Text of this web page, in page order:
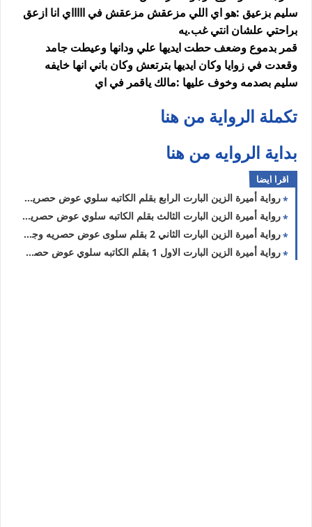
سليم بزعيق :هو اي اللي مزعقش مزعقش في اااااي انا ازعق
براحتي علشان انتي غب.يه
قمر بدموع وضعف حطت ايديها علي ودانها وعيطت جامد
وقعدت في زوايا وكان ايديها بترتعش وكان باني انها خايفه
سليم بصدمه وخوف عليها :مالك ياقمر في اي
تكملة الرواية من هنا
بداية الروايه من هنا
اقرا ايضا
رواية أميرة الزين البارت الرابع بقلم الكاتبه سلوي عوض حصريه وجديده
رواية أميرة الزين البارت الثالث بقلم الكاتبه سلوي عوض حصريه وجديده
رواية أميرة الزين البارت الثاني 2 بقلم سلوى عوض حصريه وجديده
رواية أميرة الزين البارت الاول 1 بقلم الكاتبه سلوي عوض حصريه وجديده